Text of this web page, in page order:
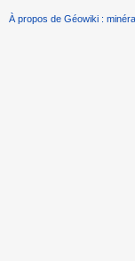
À propos de Géowiki :